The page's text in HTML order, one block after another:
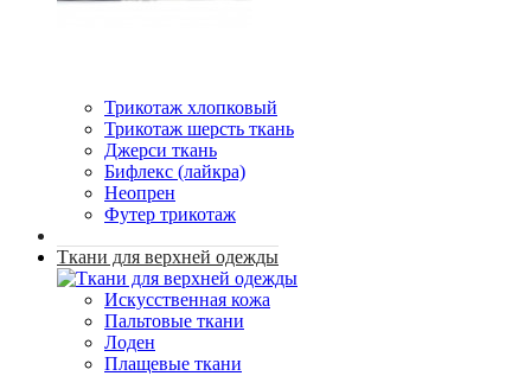
Трикотаж хлопковый
Трикотаж шерсть ткань
Джерси ткань
Бифлекс (лайкра)
Неопрен
Футер трикотаж
Ткани для верхней одежды
Искусственная кожа
Пальтовые ткани
Лоден
Плащевые ткани